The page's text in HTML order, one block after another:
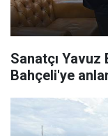
Sanatçı
Bahçeli'ye